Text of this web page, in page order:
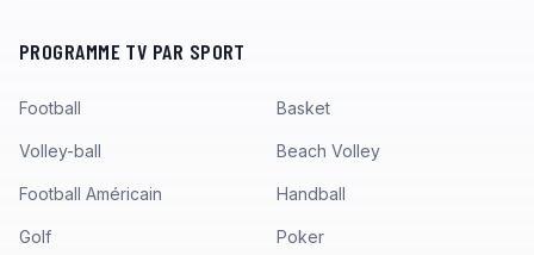
PROGRAMME TV PAR SPORT
Football Basket
Volley-ball Beach Volley
Football Américain Handball
Golf Poker